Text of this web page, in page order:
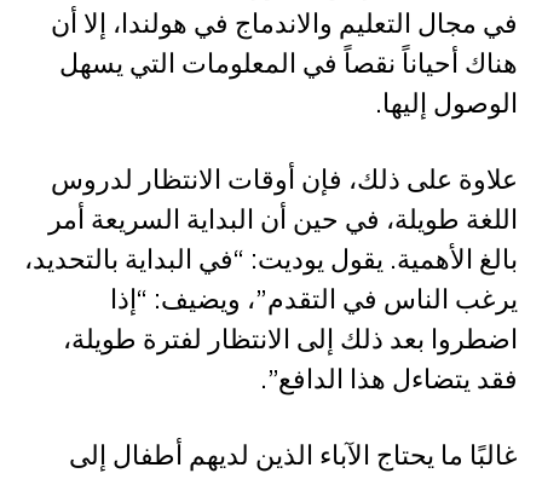
في مجال التعليم والاندماج في هولندا، إلا أن
هناك أحياناً نقصاً في المعلومات التي يسهل
الوصول إليها.
علاوة على ذلك، فإن أوقات الانتظار لدروس
اللغة طويلة، في حين أن البداية السريعة أمر
بالغ الأهمية. يقول يوديت: “في البداية بالتحديد،
يرغب الناس في التقدم”، ويضيف: “إذا
اضطروا بعد ذلك إلى الانتظار لفترة طويلة،
فقد يتضاءل هذا الدافع”.
غالبًا ما يحتاج الآباء الذين لديهم أطفال إلى